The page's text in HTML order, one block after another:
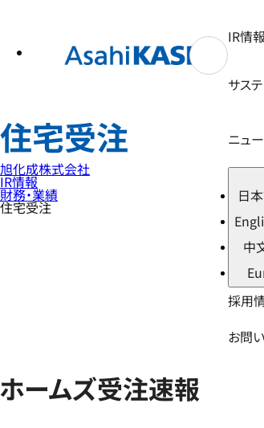
IR情報
サス
ニュ
日
中
採用
お問
住宅受注
旭化成株式会社
IR情報
財務・業績
住宅受注
ホームズ受注速報